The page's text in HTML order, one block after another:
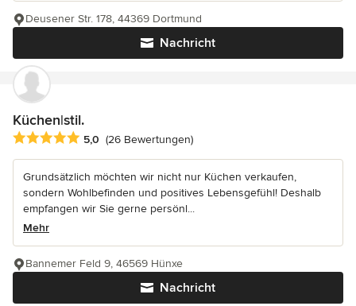
Nachricht
Deusener Str. 178, 44369 Dortmund
Küchen|stil.
Durchschnittliche Bewertung: 5 von 5 Sternen
5,0 (26 Bewertungen)
Grundsätzlich möchten wir nicht nur Küchen verkaufen,
sondern Wohlbefinden und positives Lebensgefühl! Deshalb
empfangen wir Sie gerne persönl...
Mehr
Nachricht
Bannemer Feld 9, 46569 Hünxe